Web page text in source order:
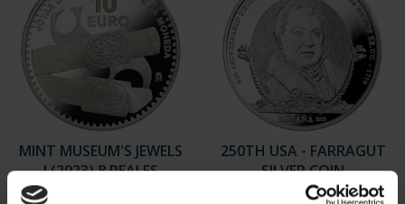
MINT MUSEUM'S JEWELS
I (2023) 8 REALES
250TH USA - FARRAGUT
SILVER COIN
€140.00